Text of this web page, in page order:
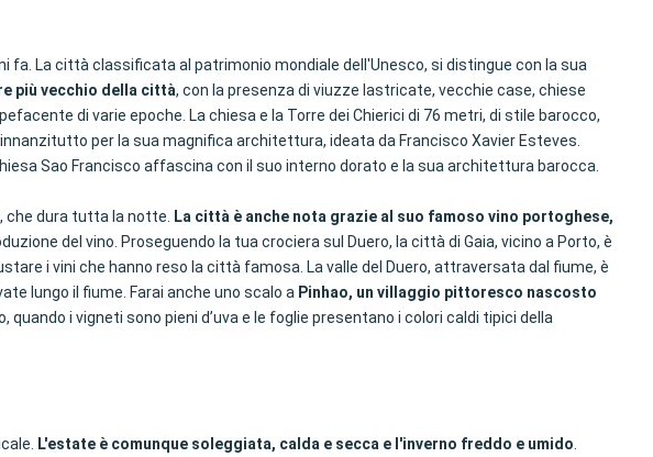
fa. La città classificata al patrimonio mondiale dell'Unesco, si distingue con la sua
più vecchio della città, con la presenza di viuzze lastricate, vecchie case, chiese
di varie epoche. La chiesa e la Torre dei Chierici di 76 metri, di stile barocco,
per la sua magnifica architettura, ideata da Francisco Xavier Esteves.
Sao Francisco affascina con il suo interno dorato e la sua architettura barocca.
che dura tutta la notte.
La città è anche nota grazie al suo famoso vino portoghese,
del vino. Proseguendo la tua crociera sul Duero, la città di Gaia, vicino a Porto, è
i vini che hanno reso la città famosa. La valle del Duero, attraversata dal fiume, è
lungo il fiume. Farai anche uno scalo a Pinhao, un villaggio pittoresco nascosto
i vigneti sono pieni d’uva e le foglie presentano i colori caldi tipici della
L'estate è comunque soleggiata, calda e secca e l'inverno freddo e umido